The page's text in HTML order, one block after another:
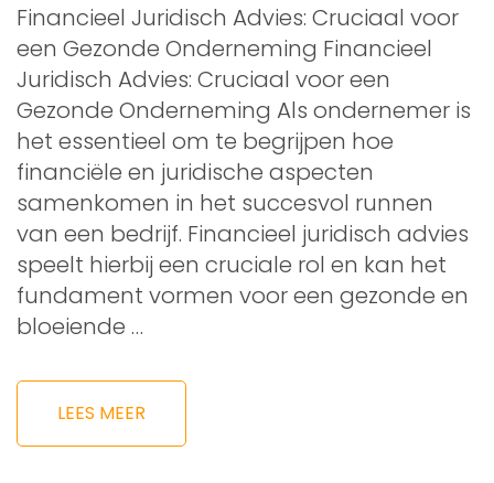
Financieel Juridisch Advies: Cruciaal voor
een Gezonde Onderneming Financieel
Juridisch Advies: Cruciaal voor een
Gezonde Onderneming Als ondernemer is
het essentieel om te begrijpen hoe
financiële en juridische aspecten
samenkomen in het succesvol runnen
van een bedrijf. Financieel juridisch advies
speelt hierbij een cruciale rol en kan het
fundament vormen voor een gezonde en
bloeiende …
LEES MEER